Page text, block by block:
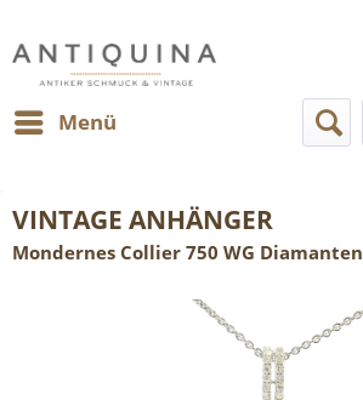
Menü
VINTAGE ANHÄNGER
Mondernes Collier 750 WG Diamanten